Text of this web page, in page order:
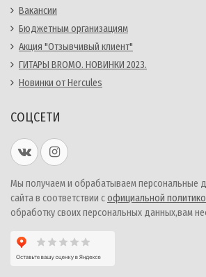
Вакансии
Бюджетным организациям
Акция "Отзывчивый клиент"
ГИТАРЫ BROMO. НОВИНКИ 2023.
Новинки от Hercules
СОЦСЕТИ
Мы получаем и обрабатываем персональные
сайта в соответствии софициальной
обработку своих персональных данных,вам